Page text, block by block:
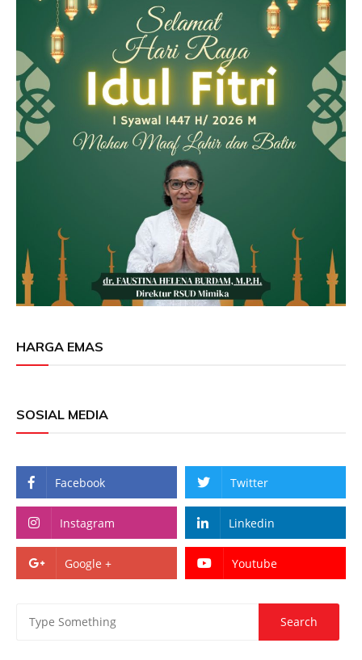
HARGA EMAS
SOSIAL MEDIA
Facebook Twitter
Instagram Linkedin
Google + Youtube